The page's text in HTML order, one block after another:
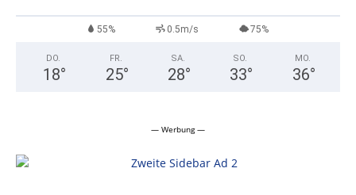
55% 0.5m/s 75%
DO.
18°
FR.
25°
SA.
28°
SO.
33°
MO.
36°
— Werbung —